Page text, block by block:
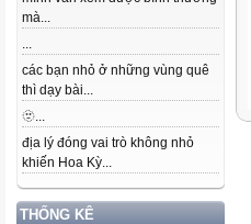
mà...
...
các bạn nhỏ ở những vùng quê
thì dạy bài...
🫥...
địa lý đóng vai trò không nhỏ
khiến Hoa Kỳ...
THỐNG KÊ